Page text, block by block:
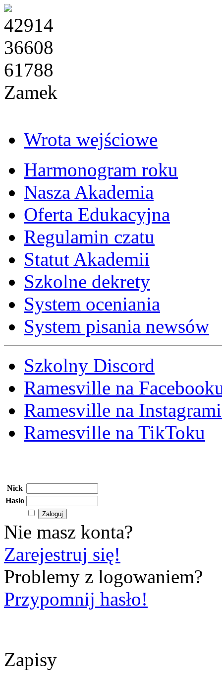
42914
36608
61788
Zamek
Wrota wejściowe
Harmonogram roku
Nasza Akademia
Oferta Edukacyjna
Regulamin czatu
Statut Akademii
Szkolne dekrety
System oceniania
System pisania newsów
Szkolny Discord
Ramesville na
Ramesville na
Ramesville na TikToku
Nick
Hasło
Nie masz konta?
Zarejestruj się!
Problemy z logowaniem?
Przypomnij hasło!
Zapisy